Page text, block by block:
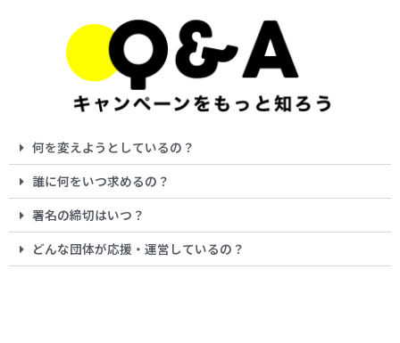
何を変えようとしているの？
誰に何をいつ求めるの？
署名の締切はいつ？
どんな団体が応援・運営しているの？